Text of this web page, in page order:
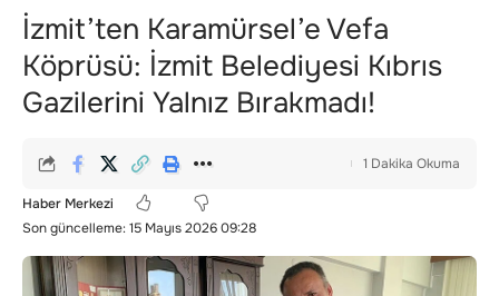
İzmit’ten Karamürsel’e Vefa
Köprüsü: İzmit Belediyesi Kıbrıs
Gazilerini Yalnız Bırakmadı!
Son güncelleme: 15 Mayıs 2026 09:28
Haber Merkezi
1 Dakika Okuma